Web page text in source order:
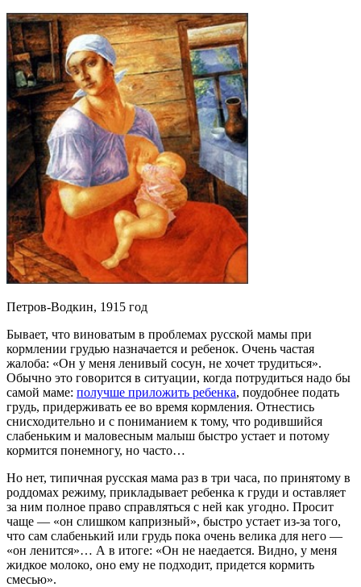
Петров-Водкин, 1915 год
Бывает, что виноватым в проблемах русской мамы при
кормлении грудью назначается и ребенок. Очень частая
жалоба: «Он у меня ленивый сосун, не хочет трудиться».
Обычно это говорится в ситуации, когда потрудиться надо бы
самой маме: получше приложить ребенка, поудобнее подать
грудь, придерживать ее во время кормления. Отнестись
снисходительно и с пониманием к тому, что родившийся
слабеньким и маловесным малыш быстро устает и потому
кормится понемногу, но часто…
Но нет, типичная русская мама раз в три часа, по принятому в
роддомах режиму, прикладывает ребенка к груди и оставляет
за ним полное право справляться с ней как угодно. Просит
чаще ― «он слишком капризный», быстро устает из-за того,
что сам слабенький или грудь пока очень велика для него ―
«он ленится»… А в итоге: «Он не наедается. Видно, у меня
жидкое молоко, оно ему не подходит, придется кормить
смесью».